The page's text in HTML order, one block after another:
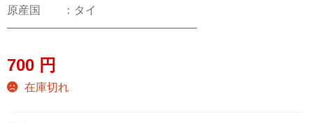
原産国 ：タイ
—————————————————
700 円
在庫切れ